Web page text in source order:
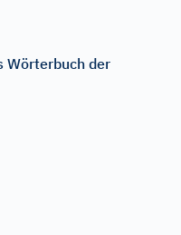
Wörterbuch der